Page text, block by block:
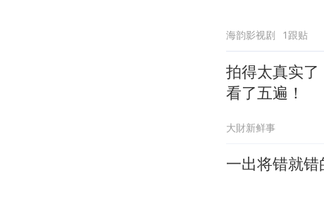
海韵影视剧 1跟贴
拍得太真实了
看了五遍！
大財新鲜事
一出将错就错